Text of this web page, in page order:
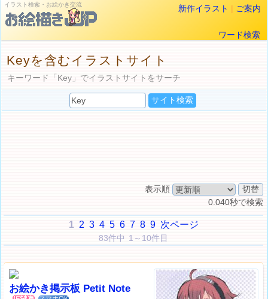
イラスト検索・お絵かき交流 新作イラスト | ご案内
ワード検索
Keyを含むイラストサイト
キーワード「Key」でイラストサイトをサーチ
表示順
0.040秒で検索
1 2 3 4 5 6 7 8 9 次ページ
83件中 1～10件目
お絵かき掲示板 Petit Note